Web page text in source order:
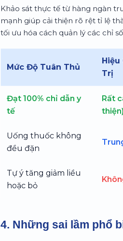
Khảo sát thực tế từ hàng ngàn
mạnh giúp cải thiện rõ rệt tỉ lệ
tối ưu hóa cách quản lý các chỉ
Mức Độ Tuân Thủ
Hiệu
Trị
Đạt 100% chỉ dẫn y
tế
Rất
thiện)
Uống thuốc không
đều đặn
Tự ý tăng giảm liều
hoặc bỏ
4. Những sai lầm phổ